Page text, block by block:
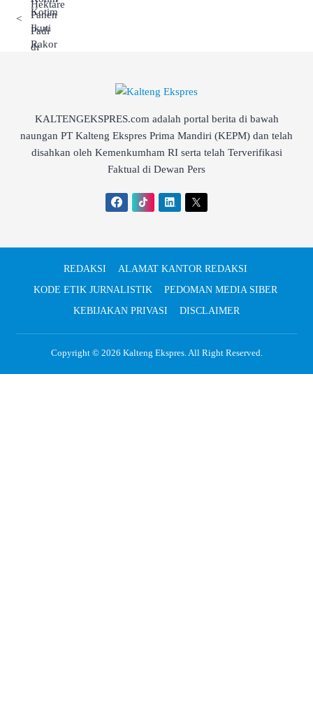
<
KALTENGEKSPRES.com adalah portal berita di bawah
naungan PT Kalteng Ekspres Prima Mandiri (KEPM) dan telah
disahkan oleh Kemenkumham RI serta telah Terverifikasi
Faktual di Dewan Pers
REDAKSI
ALAMAT KANTOR REDAKSI
KODE ETIK JURNALISTIK
PEDOMAN MEDIA SIBER
KEBIJAKAN PRIVASI
DISCLAIMER
Copyright © 2026 Kalteng Ekspres. All Right Reserved.